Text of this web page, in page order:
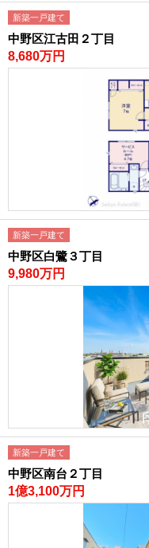
新築一戸建て
中野区江古田２丁目
8,680万円
新築一戸建て
中野区白鷺３丁目
9,980万円
新築一戸建て
中野区南台２丁目
1億3,100万円